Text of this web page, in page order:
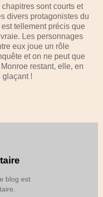
sont courts et
divers protagonistes du
tellement précis que
Les personnages
eux joue un rôle
et on ne peut que
restant, elle, en
glaçant !
blog est